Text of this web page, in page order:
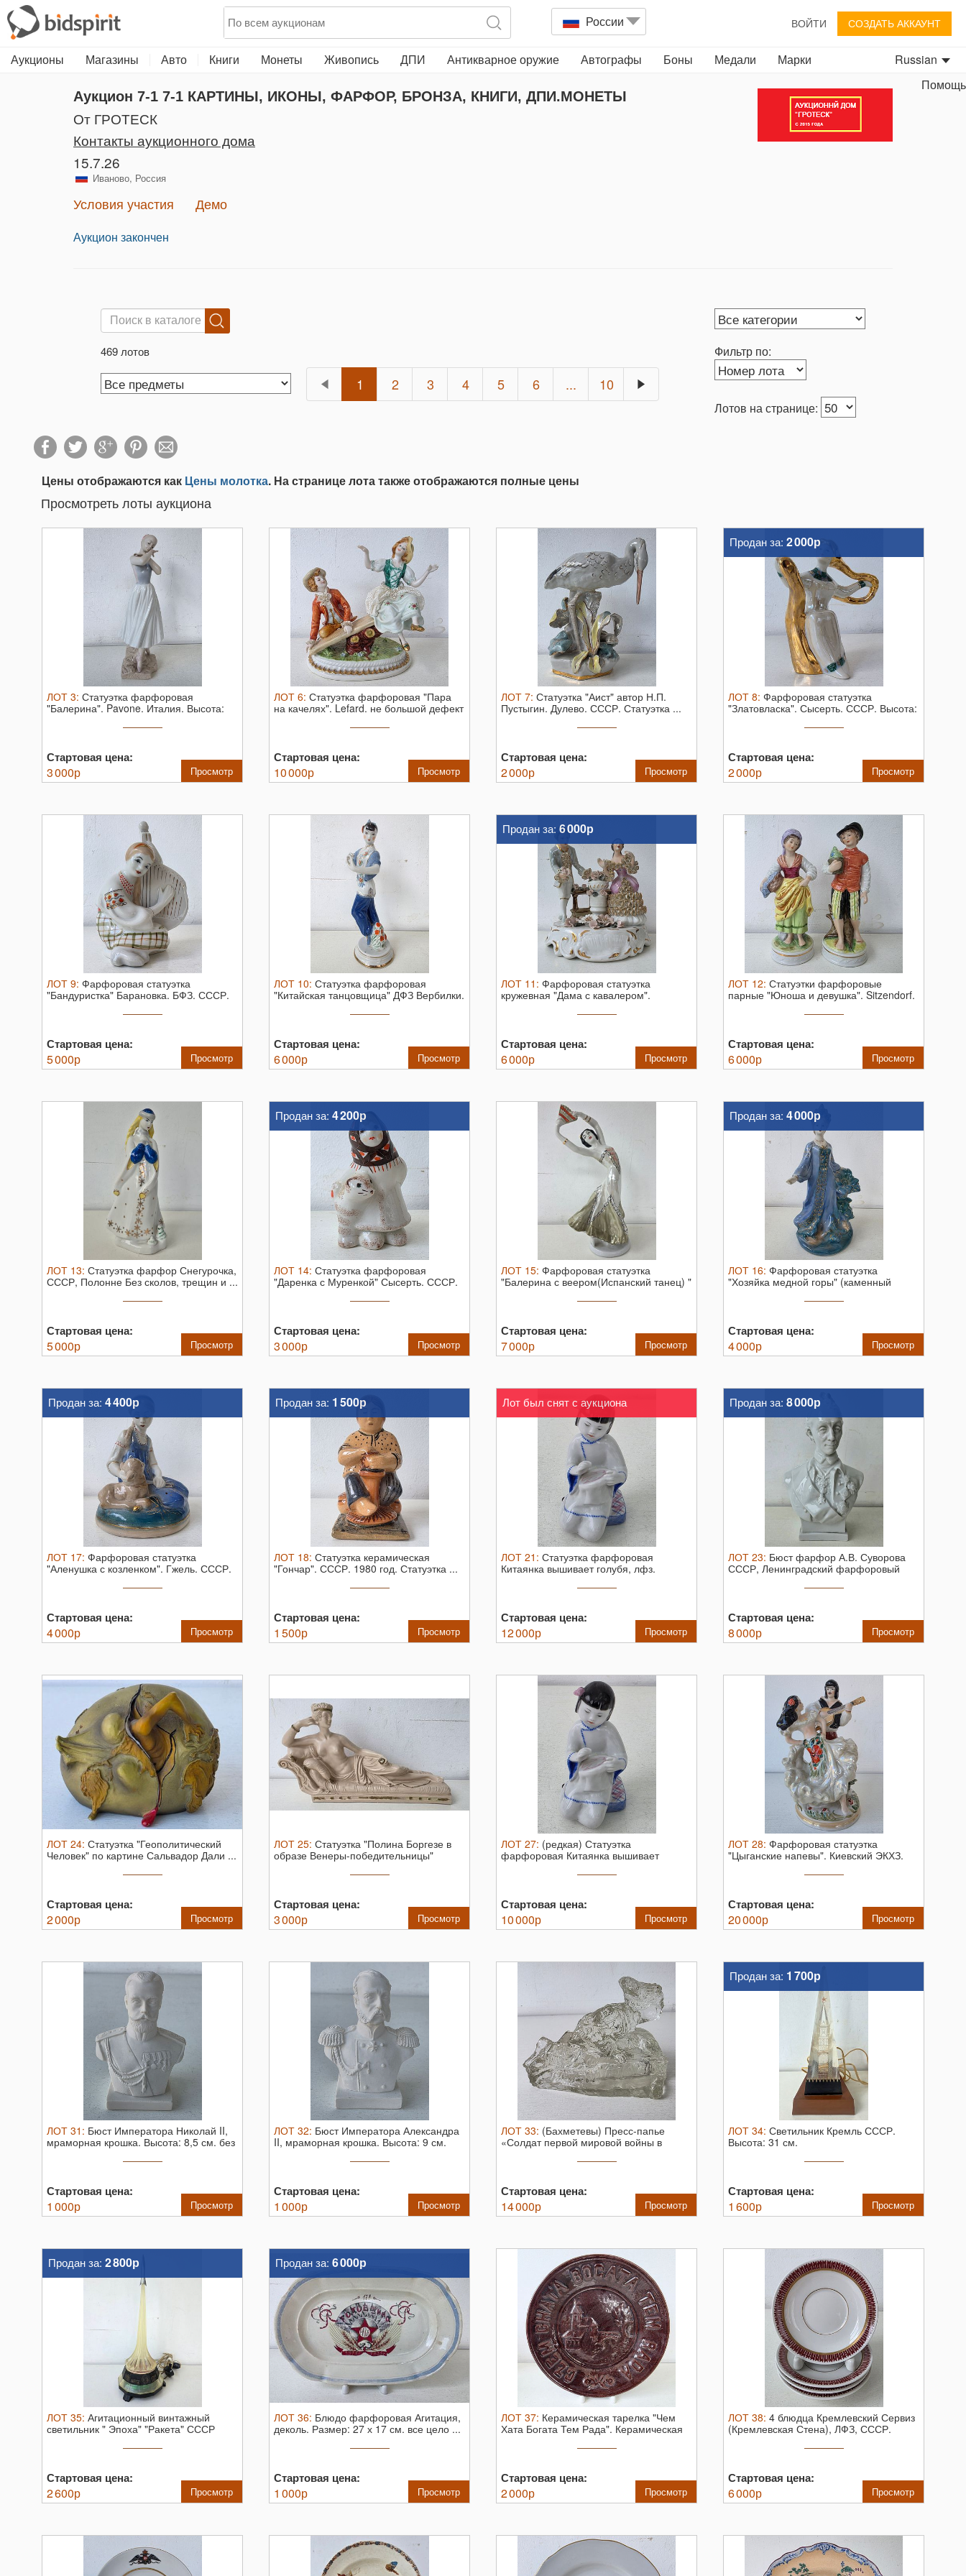
России ВОЙТИ СОЗДАТЬ АККАУНТ
Аукционы Магазины Авто Книги Монеты Живопись ДПИ Антикварное оружие Автографы Боны Медали Марки
Russian
Помощь
Аукцион 7-1 7-1 КАРТИНЫ, ИКОНЫ, ФАРФОР, БРОНЗА, КНИГИ, ДПИ.МОНЕТЫ
от ГРОТЕСК
Контакты аукционного дома
15.7.26
Иваново, Россия
Условия участия Демо
Аукцион закончен
469 лотов Фильтр по:
Лотов на странице:
1 2 3 4 5 6 ... 10
Цены отображаются как Цены молотка. На странице лота также отображаются полные цены
Просмотреть лоты аукциона
ЛОТ 3: Статуэтка фарфоровая
"Балерина". Pavone. Италия. Высота:
Стартовая цена:
3 000р Просмотр
ЛОТ 6: Статуэтка фарфоровая "Пара
на качелях". Lefard. не большой дефект
Стартовая цена:
10 000р Просмотр
ЛОТ 7: Статуэтка "Аист" автор Н.П.
Пустыгин. Дулево. СССР. Статуэтка ...
Стартовая цена:
2 000р Просмотр
Продан за: 2 000р
ЛОТ 8: Фарфоровая статуэтка
"Златовласка". Сысерть. СССР. Высота:
Стартовая цена:
2 000р Просмотр
ЛОТ 9: Фарфоровая статуэтка
"Бандуристка" Барановка. БФЗ. СССР.
Стартовая цена:
5 000р Просмотр
ЛОТ 10: Статуэтка фарфоровая
"Китайская танцовщица" ДФЗ Вербилки.
Стартовая цена:
6 000р Просмотр
Продан за: 6 000р
ЛОТ 11 : Фарфоровая статуэтка
кружевная "Дама с кавалером".
Стартовая цена:
6 000р Просмотр
ЛОТ 12: Статуэтки фарфоровые
парные "Юноша и девушка". Sitzendorf.
Стартовая цена:
6 000р Просмотр
ЛОТ 13: Статуэтка фарфор Снегурочка,
СССР, Полонне Без сколов, трещин и ...
Стартовая цена:
5 000р Просмотр
Продан за: 4 200р
ЛОТ 14: Статуэтка фарфоровая
"Даренка с Муренкой" Сысерть. СССР.
Стартовая цена:
3 000р Просмотр
ЛОТ 15: Фарфоровая статуэтка
"Балерина с веером(Испанский танец) "
Стартовая цена:
7 000р Просмотр
Продан за: 4 000р
ЛОТ 16: Фарфоровая статуэтка
"Хозяйка медной горы" (каменный
Стартовая цена:
4 000р Просмотр
Продан за: 4 400р
ЛОТ 17: Фарфоровая статуэтка
"Аленушка с козленком". Гжель. СССР.
Стартовая цена:
4 000р Просмотр
Продан за: 1 500р
ЛОТ 18: Статуэтка керамическая
"Гончар". СССР. 1980 год. Статуэтка ...
Стартовая цена:
1 500р Просмотр
Лот был снят с аукциона
ЛОТ 21 : Статуэтка фарфоровая
Китаянка вышивает голубя, лфз.
Стартовая цена:
12 000р Просмотр
Продан за: 8 000р
ЛОТ 23: Бюст фарфор А.В. Суворова
СССР, Ленинградский фарфоровый
Стартовая цена:
8 000р Просмотр
ЛОТ 24: Статуэтка "Геополитический
Человек" по картине Сальвадор Дали ...
Стартовая цена:
2 000р Просмотр
ЛОТ 25: Статуэтка "Полина Боргезе в
образе Венеры-победительницы"
Стартовая цена:
3 000р Просмотр
ЛОТ 27: (редкая) Статуэтка
фарфоровая Китаянка вышивает
Стартовая цена:
10 000р Просмотр
ЛОТ 28: Фарфоровая статуэтка
"Цыганские напевы". Киевский ЭКХЗ.
Стартовая цена:
20 000р Просмотр
ЛОТ 31 : Бюст Императора Николай II,
мраморная крошка. Высота: 8,5 см. без
Стартовая цена:
1 000р Просмотр
ЛОТ 32: Бюст Императора Александра
II, мраморная крошка. Высота: 9 см.
Стартовая цена:
1 000р Просмотр
ЛОТ 33: (Бахметевы) Пресс-папье
«Солдат первой мировой войны в
Стартовая цена:
14 000р Просмотр
Продан за: 1 700р
ЛОТ 34: Светильник Кремль СССР.
Высота: 31 см.
Стартовая цена:
1 600р Просмотр
Продан за: 2 800р
ЛОТ 35: Агитационный винтажный
светильник " Эпоха" "Ракета" СССР
Стартовая цена:
2 600р Просмотр
Продан за: 6 000р
ЛОТ 36: Блюдо фарфоровая Агитация,
деколь. Размер: 27 х 17 см. все цело ...
Стартовая цена:
1 000р Просмотр
ЛОТ 37: Керамическая тарелка "Чем
Хата Богата Тем Рада". Керамическая
Стартовая цена:
2 000р Просмотр
ЛОТ 38: 4 блюдца Кремлевский Сервиз
(Кремлевская Стена), ЛФЗ, СССР.
Стартовая цена:
6 000р Просмотр